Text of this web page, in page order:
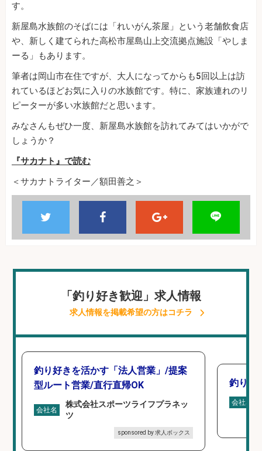
す。
新屋島水族館のそばには「れいがん茶屋」という老舗飲食店
や、新しく建てられた高松市屋島山上交流拠点施設「やしま
ーる」もあります。
筆者は岡山市在住ですが、大人になってからも5回以上は訪
れているほどお気に入りの水族館です。特に、家族連れのリ
ピーターが多い水族館だと思います。
みなさんもぜひ一度、新屋島水族館を訪れてみてはいかがで
しょうか？
『サカナト』で読む
＜サカナトライター／額田善之＞
「釣り好き歓迎」求人情報
求人情報を掲載希望の方はコチラ
釣り好きを活かす「法人営業」/提案
型ルート営業/直行直帰OK
会社名
株式会社スポーツライフプラネッ
ツ
sponsored by 求人ボックス
釣り具
会社名